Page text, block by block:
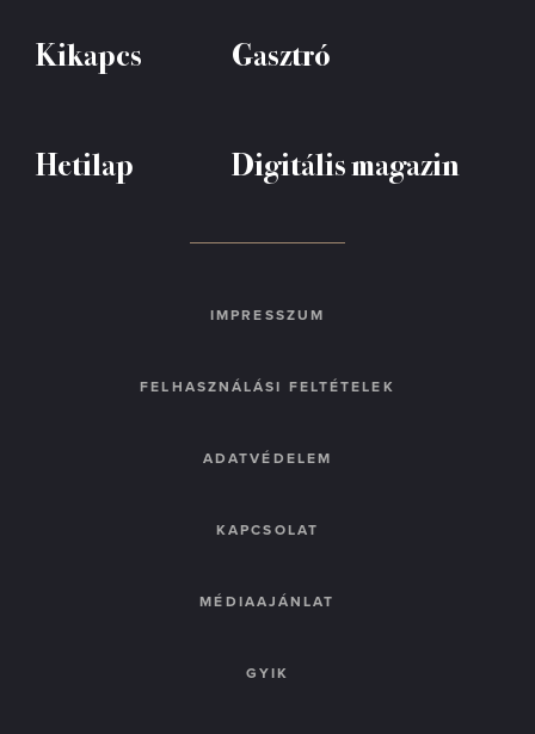
Kikapcs Gasztró
Hetilap Digitális magazin
IMPRESSZUM
FELHASZNÁLÁSI FELTÉTELEK
ADATVÉDELEM
KAPCSOLAT
MÉDIAAJÁNLAT
GYIK